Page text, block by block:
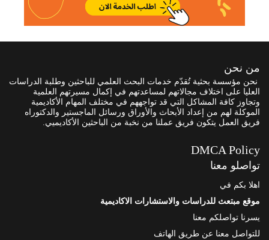
من نحن
نحن مؤسسة بحثية تُقدّم خدمات البحث العلمي للباحثين وطلبة الدراسات
العليا على اختلاف مجالاتهم لمساعدتهم في إكمال مسيرتهم العلمية
وتجاوز كافة المشاكل التي قد تواجههم في مختلف المهام الأكاديمية
الموكلة لهم من إعداد الأبحاث والأوراق ورسائل الماجستير والدكتوراه
فريق العمل يتكون فريق عملنا من نخبة من الباحثين الأكاديميي.
DMCA Policy
تواصلو معنا
اهلا بكم في
موقع مبتعث للدراسات والاستشارات الاكاديمية
يسرنا تواصلكم معنا
للتواصل معنا عن طريق الهاتف